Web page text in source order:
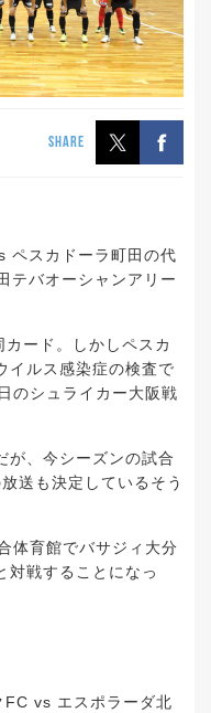
SHARE
ペスカドーラ町田の代
テバオーシャンアリー
ード。しかしペスカ
イルス感染症の検査で
のシュライカー大阪戦
が、今シーズンの試合
送も決定しているそう
体育館でバサジィ大分
対戦することになっ
vs エスポラーダ北